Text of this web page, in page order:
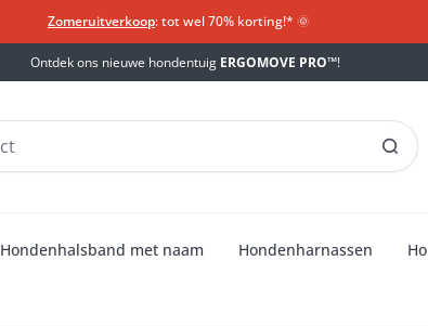
Zomeruitverkoop: tot wel 70% korting!*​ 🌞
Ontdek ons nieuwe hondentuig ERGOMOVE PRO™!
Hondenhalsband met naam Hondenharnassen